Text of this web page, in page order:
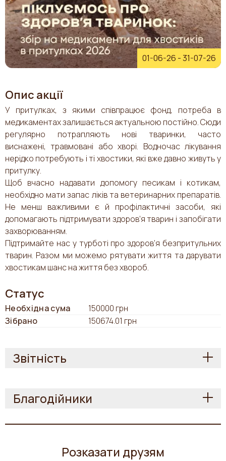
01-06-26 -31-07-26
Опис акції
У притулках, з якими співпрацює фонд, потреба в
медикаментах залишається актуальною постійно. Сюди
регулярно потрапляють нові тваринки, часто
виснажені, травмовані або хворі. Водночас лікування
нерідко потребують і ті хвостики, які вже давно живуть у
притулку.
Щоб вчасно надавати допомогу песикам і котикам,
необхідно мати запас ліків та ветеринарних препаратів.
Не менш важливими є й профілактичні засоби, які
допомагають підтримувати здоров’я тварин і запобігати
захворюванням.
Підтримайте нас у турботі про здоров’я безпритульних
тварин. Разом ми можемо рятувати життя та дарувати
хвостикам шанс на життя без хвороб.
Статус
Необхідна сума
150000 грн
Зібрано
150674.01 грн
Звітність
Благодійники
Розказати друзям